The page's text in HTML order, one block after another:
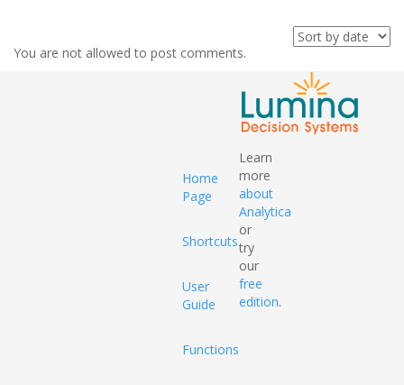
You are not allowed to post comments.
Home
Page
Shortcuts
User
Guide
Functions
Learn
more
about
Analytica
or
try
our
free
edition.